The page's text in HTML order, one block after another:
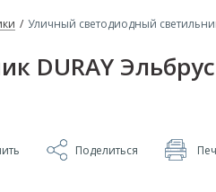
/ Уличный светодиодный
DURAY
Поделиться